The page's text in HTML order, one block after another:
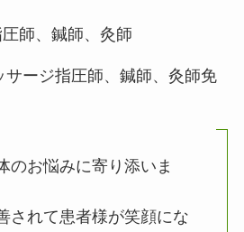
師、鍼師、灸師
サージ指圧師、鍼師、灸師免
のお悩みに寄り添いま
されて患者様が笑顔にな